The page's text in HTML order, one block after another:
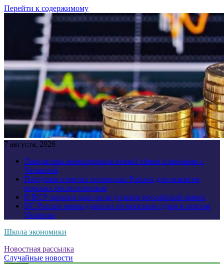
Перейти к содержимому
7 августа, 2026
Лантратова анонсировала новый обмен пленными с
Украиной
Патрушев отметил потенциал России для развития
морских беспилотников
В ВСУ начался хаос из-за успехов российской армии
ВС России вновь ударили по морским судам и портам
Украины
Школа экономики
Новостная рассылка
Случайные новости